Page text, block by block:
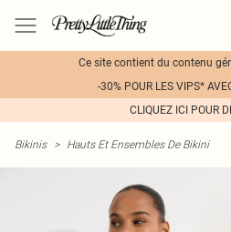
Ce site contient du contenu
-30% POUR LES VIPS*
CLIQUEZ ICI POUR
Bikinis > Hauts Et Ensembles De Bikini